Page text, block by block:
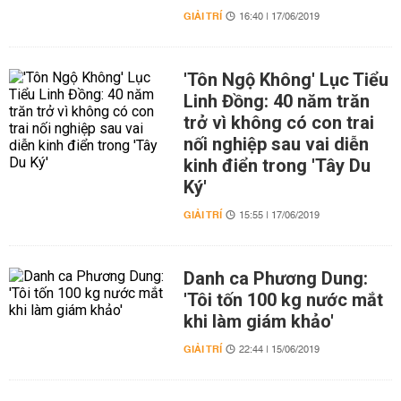
GIẢI TRÍ 16:40 | 17/06/2019
'Tôn Ngộ Không' Lục Tiểu
Linh Đồng: 40 năm trăn
trở vì không có con trai
nối nghiệp sau vai diễn
kinh điển trong 'Tây Du
Ký'
GIẢI TRÍ 15:55 | 17/06/2019
Danh ca Phương Dung:
'Tôi tốn 100 kg nước mắt
khi làm giám khảo'
GIẢI TRÍ 22:44 | 15/06/2019